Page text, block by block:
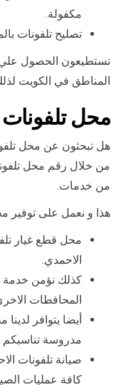
مكفولة.
تصليح تلفونات
تستطيعون الحصول
المناطق في الكويت
محل تلفونات 24 ساعة
من خلال رقم محل
من خدمات.
هذا و نعمل على توفير
محل قطع غيار
الاحمدي.
كذلك نؤمن خدمة
المحافطات
أيضا يتوافر
مدروسة تناسبكم
صيانة تلفونات
كافة عمليات